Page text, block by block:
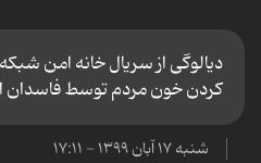
دیالوگی از سریال خانه امن
کردن خون مردم توسط فاسدان
شنبه ۱۷ آبان ۱۳۹۹ - ۱۷:۱۱